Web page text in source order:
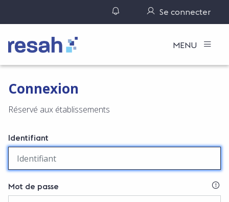
Gérer ses notifications
Se connecter
Logo Resah MENU
Connexion
Réservé aux établissements
Identifiant
Mot de passe